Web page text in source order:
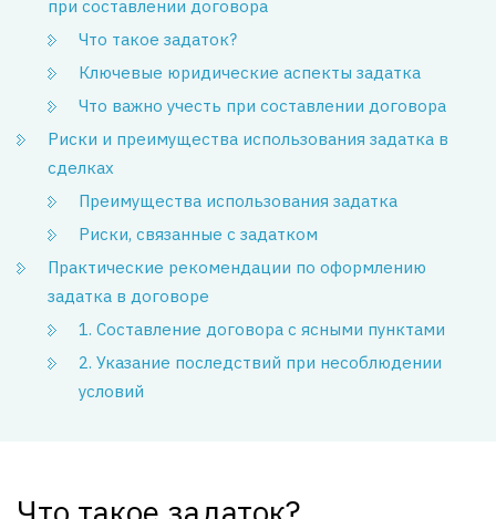
при составлении договора
Что такое задаток?
Ключевые юридические аспекты задатка
Что важно учесть при составлении договора
Риски и преимущества использования задатка в
сделках
Преимущества использования задатка
Риски, связанные с задатком
Практические рекомендации по оформлению
задатка в договоре
1. Составление договора с ясными пунктами
2. Указание последствий при несоблюдении
условий